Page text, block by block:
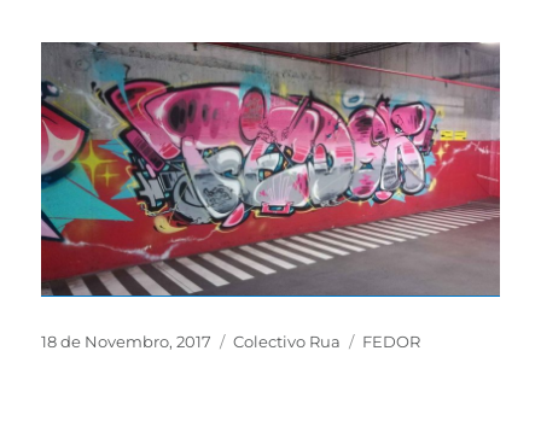
18 de Novembro, 2017 Colectivo Rua FEDOR